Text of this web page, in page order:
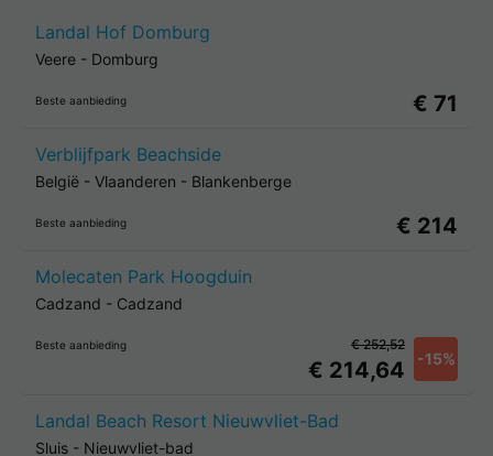
Landal Hof Domburg
Veere - Domburg
Beste aanbieding € 71
Verblijfpark Beachside
België - Vlaanderen - Blankenberge
Beste aanbieding € 214
Molecaten Park Hoogduin
Cadzand - Cadzand
Beste aanbieding
€ 214,64 -15%
€ 252,52
Landal Beach Resort Nieuwvliet-Bad
Sluis - Nieuwvliet-bad